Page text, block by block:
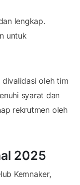
lengkap.
untuk
oleh tim
syarat dan
rekrutmen oleh
2025
Kemnaker,